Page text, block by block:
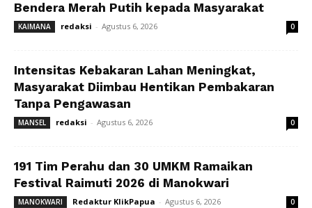
Bendera Merah Putih kepada Masyarakat
KAIMANA redaksi - Agustus 6, 2026 0
Intensitas Kebakaran Lahan Meningkat,
Masyarakat Diimbau Hentikan Pembakaran
Tanpa Pengawasan
MANSEL redaksi - Agustus 6, 2026 0
191 Tim Perahu dan 30 UMKM Ramaikan
Festival Raimuti 2026 di Manokwari
MANOKWARI Redaktur KlikPapua - Agustus 6, 2026 0